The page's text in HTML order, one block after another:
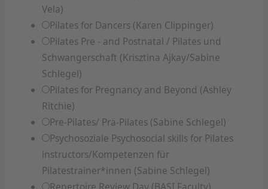
Vela)
Pilates for Dancers (Karen Clippinger)
Pilates Pre - and Postnatal / Pilates und
Schwangerschaft (Krisztina Ajkay/Sabine
Schlegel)
Pilates for Pregnancy and Beyond (Ashley
Ritchie)
Pre-Pilates/ Prä-Pilates (Sabine Schlegel)
Psychosoziale Psychosocial skills for Pilates
instructors/Kompetenzen für
Pilatestrainer*innen (Sabine Schlegel)
Repertoire Review Day (BASI Faculty)